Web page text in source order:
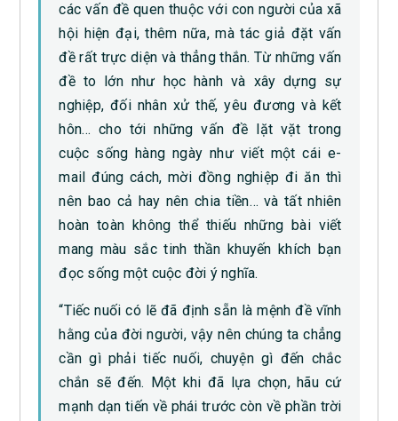
các vấn đề quen thuộc với con người của xã
hội hiện đại, thêm nữa, mà tác giả đặt vấn
đề rất trực diện và thẳng thắn. Từ những vấn
đề to lớn như học hành và xây dựng sự
nghiệp, đối nhân xử thế, yêu đương và kết
hôn… cho tới những vấn đề lặt vặt trong
cuộc sống hàng ngày như viết một cái e-
mail đúng cách, mời đồng nghiệp đi ăn thì
nên bao cả hay nên chia tiền… và tất nhiên
hoàn toàn không thể thiếu những bài viết
mang màu sắc tinh thần khuyến khích bạn
đọc sống một cuộc đời ý nghĩa.
“Tiếc nuối có lẽ đã định sẵn là mệnh đề vĩnh
hằng của đời người, vậy nên chúng ta chẳng
cần gì phải tiếc nuối, chuyện gì đến chắc
chắn sẽ đến. Một khi đã lựa chọn, hãu cứ
mạnh dạn tiến về phái trước còn về phần trời